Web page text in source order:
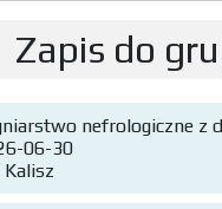
Zapis do
nefrologiczne z
06-30
Kalisz